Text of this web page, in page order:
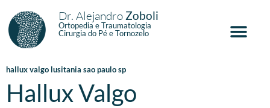
Dr. Alejandro Zoboli
Ortopedia e Traumatologia
Cirurgia do Pé e Tornozelo
hallux valgo lusitania sao paulo sp
Hallux Valgo